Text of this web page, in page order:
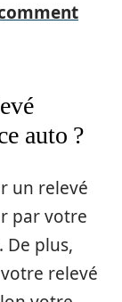
auto ?
un relevé
par votre
De plus,
relevé